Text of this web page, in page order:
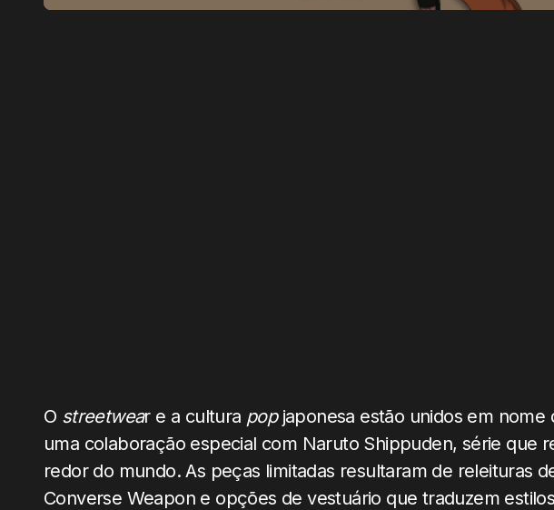
O streetwear e a cultura popjaponesa estão unidos em nome
uma colaboração especial com Naruto Shippuden, série que
redor do mundo. As peças limitadas resultaram de releituras
Converse Weapon e opções de vestuário que traduzem